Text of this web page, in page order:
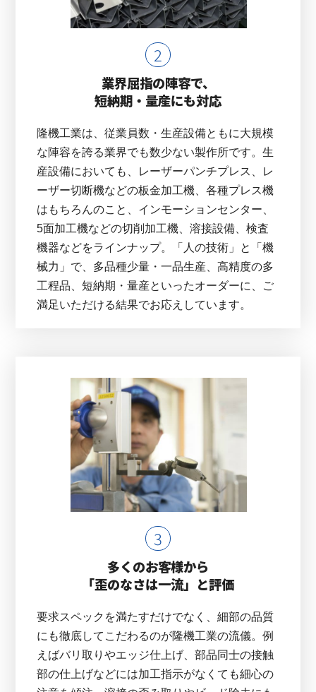
業界屈指の陣容で、
短納期・量産にも対応
隆機工業は、従業員数・生産設備ともに大規模
な陣容を誇る業界でも数少ない製作所です。生
産設備においても、レーザーパンチプレス、レ
ーザー切断機などの板金加工機、各種プレス機
はもちろんのこと、インモーションセンター、
5面加工機などの切削加工機、溶接設備、検査
機器などをラインナップ。「人の技術」と「機
械力」で、多品種少量・一品生産、高精度の多
工程品、短納期・量産といったオーダーに、ご
満足いただける結果でお応えしています。
多くのお客様から
「歪のなさは一流」と評価
要求スペックを満たすだけでなく、細部の品質
にも徹底してこだわるのが隆機工業の流儀。例
えばバリ取りやエッジ仕上げ、部品同士の接触
部の仕上げなどには加工指示がなくても細心の